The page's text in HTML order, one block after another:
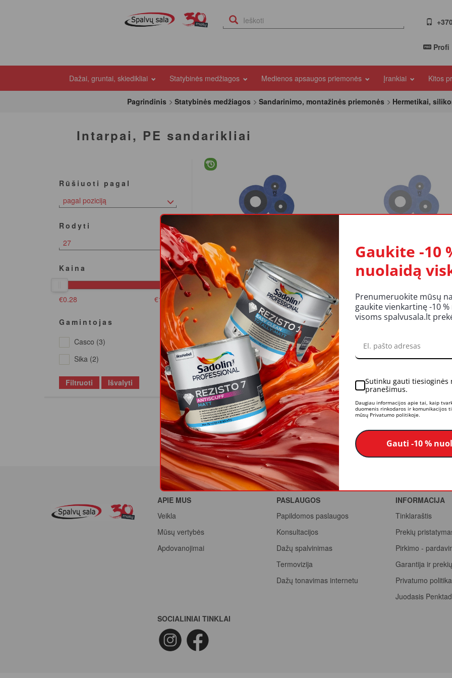
Profi
Dažai, gruntai, skiedikliai Statybinės medžiagos Medienos apsaugos priemonės Įrankiai Kitos
Pagrindinis
Statybinės medžiagos Sandarinimo, montažinės priemonės Hermetikai,
Intarpai, PE sandarikliai
Rūšiuoti pagal
pagal poziciją
Rodyti
27
Kaina
€0.28 €12.03
Gamintojas
Casco (3)
Sika (2)
Filtruoti Išvalyti
Manžetas CASCO Wetstop
MP6380, vamzdžiams diametru
10-24 mm
4,79 €
Į krepšelį
Manžetas CASCO
MP6381, vamzdžiams
32-60mm
7,57 €
Sandariklis CQ BOTTNINGSLIST,
20mm
0,67 €
TEIRAUTIS
Sandariklis CQ
6mm
0,28 €
APIE MUS
Veikla
Mūsų vertybės
Apdovanojimai
PASLAUGOS
Papildomos paslaugos
Konsultacijos
Dažų spalvinimas
Termovizija
Dažų tonavimas internetu
INFORMACIJA
Tinklaraštis
Prekių
Pirkimo -
Garantija ir
Privatumo politika
Juodasis
SOCIALINIAI TINKLAI
Gaukite -10
nuolaidą
Prenumeruokite mūsų
gaukite vienkartinę -10
visoms spalvusala.lt
Sutinku gauti tiesioginės
pranešimus.
Daugiau informacijos apie tai, kaip
duomenis rinkodaros ir komunikacijos
mūsų Privatumo politikoje.
Gauti -10 %